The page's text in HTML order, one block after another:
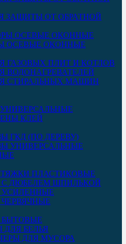
ЗАЩИТЫ ОТ ОБРАТНОЙ
ОСЕВЫЕ ОКОННЫЕ
ГАЗОВЫХ ПЛИТ И КОТЛОВ
ВОДОНАГРЕВАТЕЛЕЙ
СТИРАЛЬНЫХ МАШИН
КЛЕЙ
ГКД (ПО ДЕРЕВУ)
УНИВЕРСАЛЬНЫЕ
ПЛАСТИКОВЫЕ
ДЮБЕЛЕМ ШПИЛЬКОЙ
ДЛЯ БЕЛЬЯ
ДЛЯ МУСОРА